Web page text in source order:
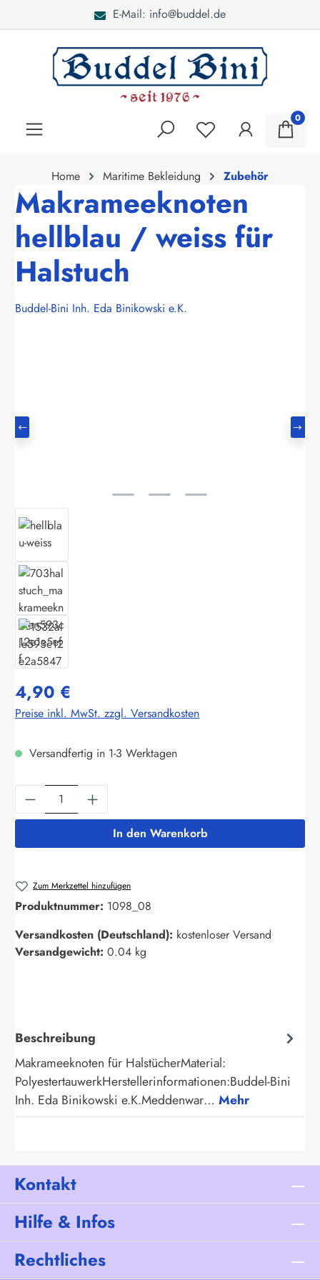
E-Mail: info@buddel.de
0
Home Maritime Bekleidung Zubehör
Makrameeknoten
hellblau / weiss für
Halstuch
Buddel-Bini Inh. Eda Binikowski e.K.
4,90 €
Preise inkl. MwSt. zzgl. Versandkosten
Versandfertig in 1-3 Werktagen
Produkt Anzahl: Gib den gewünschten
In den Warenkorb
Zum Merkzettel hinzufügen
Produktnummer: 1098_08
Versandkosten (Deutschland): kostenloser Versand
Versandgewicht: 0.04 kg
Beschreibung
Makrameeknoten für HalstücherMaterial:
PolyestertauwerkHerstellerinformationen:Buddel-Bini
Inh. Eda Binikowski e.K.Meddenwar… Mehr
Kontakt
Hilfe & Infos
Rechtliches